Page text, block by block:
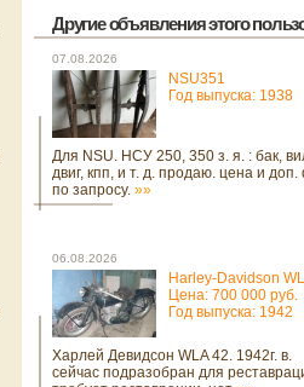
Другие объявления этого
07.08.2026
NSU351
Год выпуска: 1938
Для NSU. НСУ 250, 350 з. я. : бак,
двиг, кпп, и т. д. продаю. цена и
по запросу. »»
06.08.2026
Harley-Davidson
Цена: 700 000 руб.
Год выпуска: 1942
Харлей Девидсон WLA 42. 1942г. в.
сейчас подразобран для